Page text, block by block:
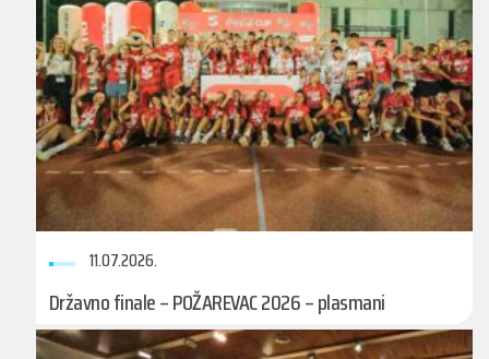
11.07.2026.
Državno finale – POŽAREVAC 2026 – plasmani